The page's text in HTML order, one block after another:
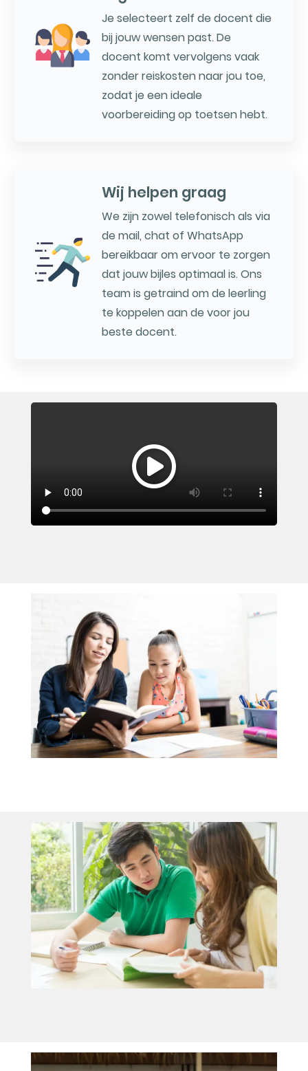
Je selecteert zelf de docent die
bij jouw wensen past. De
docent komt vervolgens vaak
zonder reiskosten naar jou toe,
zodat je een ideale
voorbereiding op toetsen hebt.
Wij helpen graag
We zijn zowel telefonisch als via
de mail, chat of WhatsApp
bereikbaar om ervoor te zorgen
dat jouw bijles optimaal is. Ons
team is getraind om de leerling
te koppelen aan de voor jou
beste docent.